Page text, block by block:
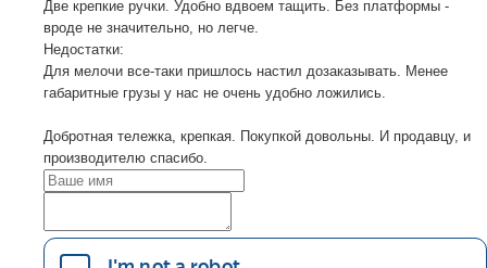
Две крепкие ручки. Удобно вдвоем тащить. Без платформы -
вроде не значительно, но легче.
Недостатки:
Для мелочи все-таки пришлось настил дозаказывать. Менее
габаритные грузы у нас не очень удобно ложились.
Добротная тележка, крепкая. Покупкой довольны. И продавцу, и
производителю спасибо.